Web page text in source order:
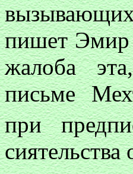
пишет Эмир
жалоба
письме
при